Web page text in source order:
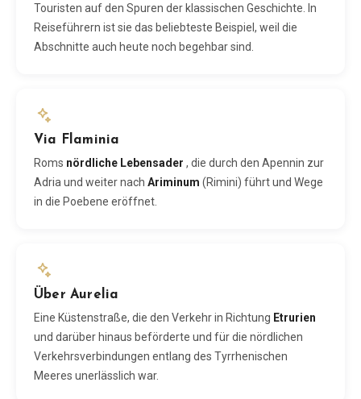
Touristen auf den Spuren der klassischen Geschichte. In
Reiseführern ist sie das beliebteste Beispiel, weil die
Abschnitte auch heute noch begehbar sind.
Via Flaminia
Roms nördliche Lebensader , die durch den Apennin zur
Adria und weiter nach Ariminum (Rimini) führt und Wege
in die Poebene eröffnet.
Über Aurelia
Eine Küstenstraße, die den Verkehr in Richtung Etrurien
und darüber hinaus beförderte und für die nördlichen
Verkehrsverbindungen entlang des Tyrrhenischen
Meeres unerlässlich war.